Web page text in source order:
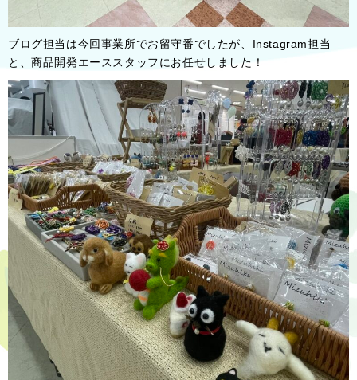
ブログ担当は今回事業所でお留守番でしたが、Instagram担当
と、商品開発エーススタッフにお任せしました！